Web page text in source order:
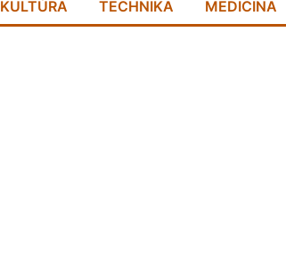
KULTÚRA TECHNIKA MEDICINA